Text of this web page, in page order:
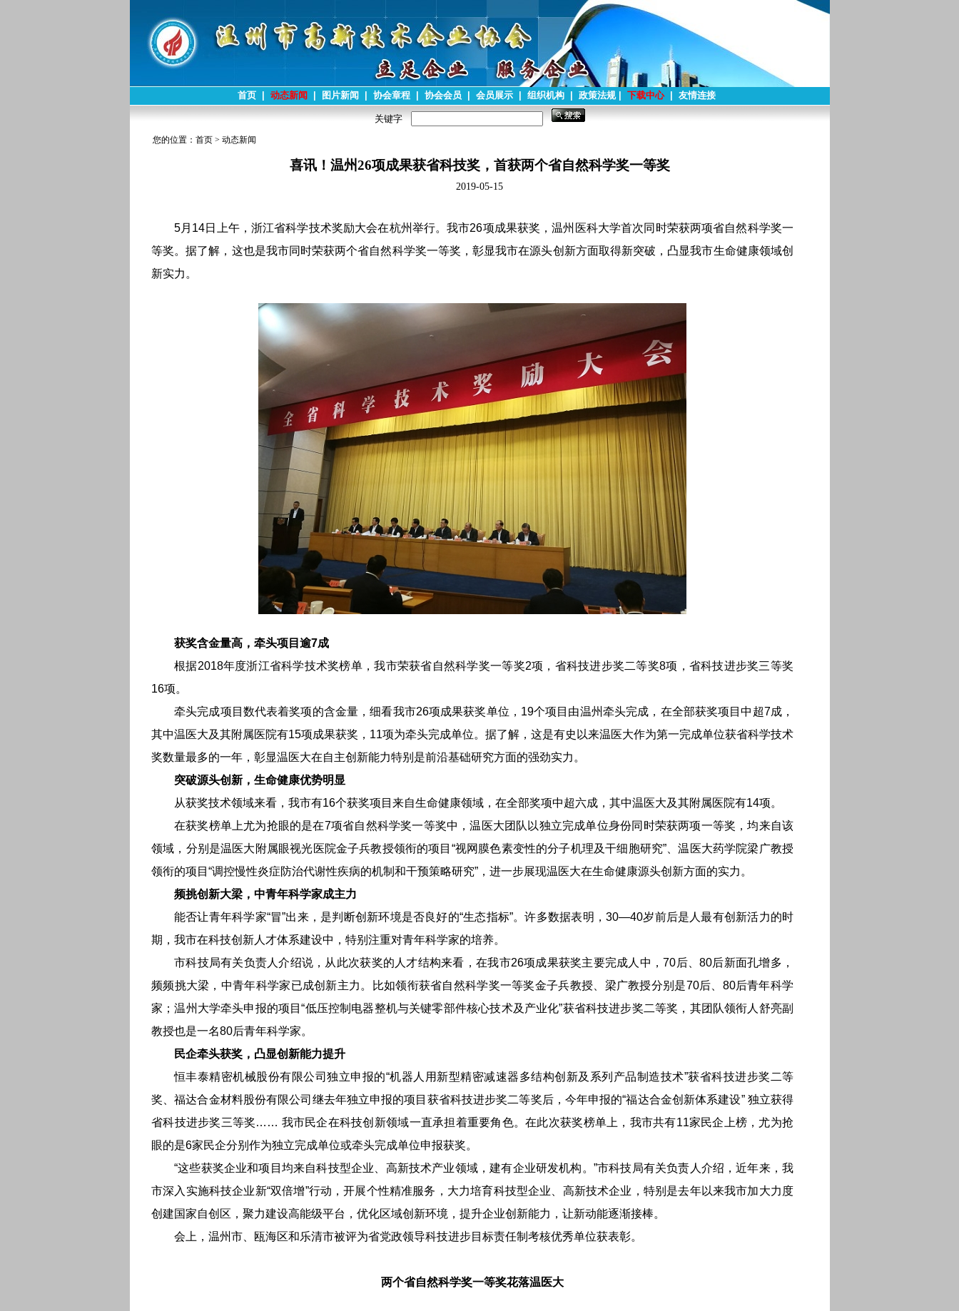
首页 动态新闻 图片新闻 协会章程 协会会员 会员展示 组织机构 政策法规 下载中心 友情连接
关键字
您的位置： 首页> 动态新闻
喜讯！温州26项成果获省科技奖，首获两个省自然科学奖一等奖
2019-05-15
5月14日上午，浙江省科学技术奖励大会在杭州举行。我市26项成果获奖，温州医科大学首次同时荣获两项省自然科学奖一
等奖。据了解，这也是我市同时荣获两个省自然科学奖一等奖，彰显我市在源头创新方面取得新突破，凸显我市生命健康领域创
新实力。
获奖含金量高，牵头项目逾7成
根据2018年度浙江省科学技术奖榜单，我市荣获省自然科学奖一等奖2项，省科技进步奖二等奖8项，省科技进步奖三等奖
16项。
牵头完成项目数代表着奖项的含金量，细看我市26项成果获奖单位，19个项目由温州牵头完成，在全部获奖项目中超7成，
其中温医大及其附属医院有15项成果获奖，11项为牵头完成单位。据了解，这是有史以来温医大作为第一完成单位获省科学技术
奖数量最多的一年，彰显温医大在自主创新能力特别是前沿基础研究方面的强劲实力。
突破源头创新，生命健康优势明显
从获奖技术领域来看，我市有16个获奖项目来自生命健康领域，在全部奖项中超六成，其中温医大及其附属医院有14项。
在获奖榜单上尤为抢眼的是在7项省自然科学奖一等奖中，温医大团队以独立完成单位身份同时荣获两项一等奖，均来自该
领域，分别是温医大附属眼视光医院金子兵教授领衔的项目“视网膜色素变性的分子机理及干细胞研究”、温医大药学院梁广教授
领衔的项目“调控慢性炎症防治代谢性疾病的机制和干预策略研究”，进一步展现温医大在生命健康源头创新方面的实力。
频挑创新大梁，中青年科学家成主力
能否让青年科学家“冒”出来，是判断创新环境是否良好的“生态指标”。许多数据表明，30—40岁前后是人最有创新活力的时
期，我市在科技创新人才体系建设中，特别注重对青年科学家的培养。
市科技局有关负责人介绍说，从此次获奖的人才结构来看，在我市26项成果获奖主要完成人中，70后、80后新面孔增多，
频频挑大梁，中青年科学家已成创新主力。比如领衔获省自然科学奖一等奖金子兵教授、梁广教授分别是70后、80后青年科学
家；温州大学牵头申报的项目“低压控制电器整机与关键零部件核心技术及产业化”获省科技进步奖二等奖，其团队领衔人舒亮副
教授也是一名80后青年科学家。
民企牵头获奖，凸显创新能力提升
恒丰泰精密机械股份有限公司独立申报的“机器人用新型精密减速器多结构创新及系列产品制造技术”获省科技进步奖二等
奖、福达合金材料股份有限公司继去年独立申报的项目获省科技进步奖二等奖后，今年申报的“福达合金创新体系建设” 独立获得
省科技进步奖三等奖…… 我市民企在科技创新领域一直承担着重要角色。在此次获奖榜单上，我市共有11家民企上榜，尤为抢
眼的是6家民企分别作为独立完成单位或牵头完成单位申报获奖。
“这些获奖企业和项目均来自科技型企业、高新技术产业领域，建有企业研发机构。”市科技局有关负责人介绍，近年来，我
市深入实施科技企业新“双倍增”行动，开展个性精准服务，大力培育科技型企业、高新技术企业，特别是去年以来我市加大力度
创建国家自创区，聚力建设高能级平台，优化区域创新环境，提升企业创新能力，让新动能逐渐接棒。
会上，温州市、瓯海区和乐清市被评为省党政领导科技进步目标责任制考核优秀单位获表彰。
两个省自然科学奖一等奖花落温医大